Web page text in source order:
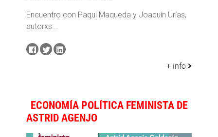
Encuentro con Paqui Maqueda y Joaquín Urías,
autorxs...
+ info
ECONOMÍA POLÍTICA FEMINISTA DE
ASTRID AGENJO